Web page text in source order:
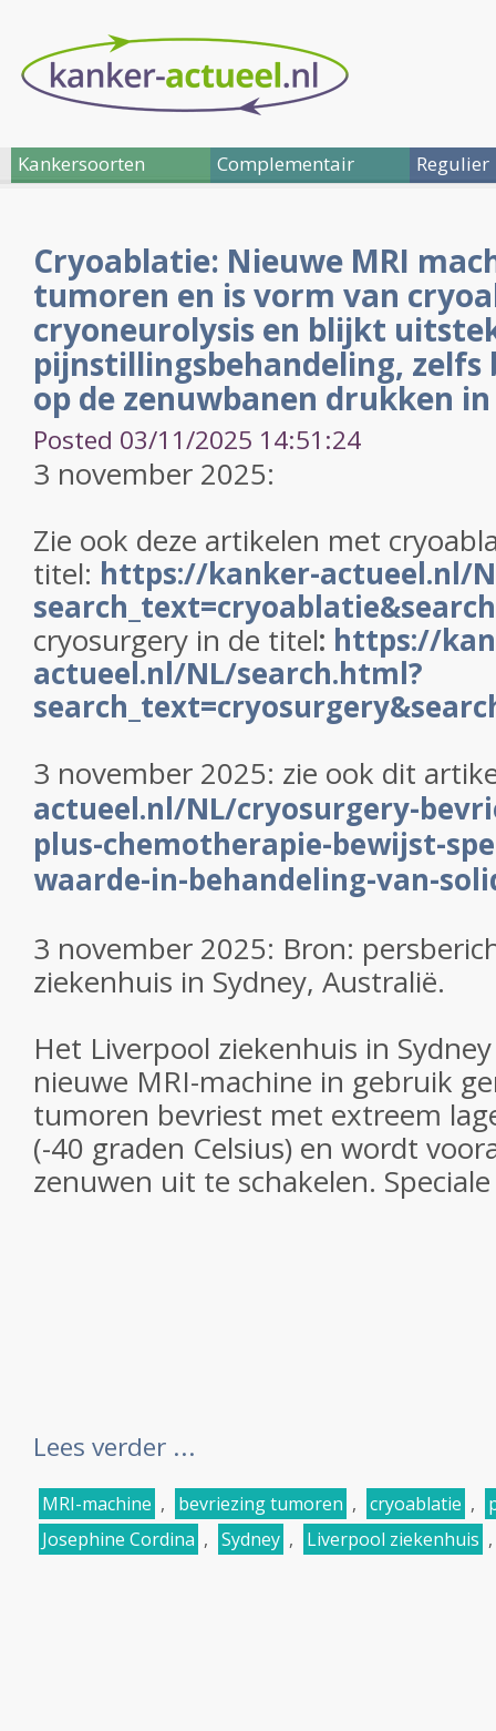
Kankersoorten Complementair Regulier
Cryoablatie: Nieuwe MRI
tumoren en is vorm van
cryoneurolysis en blijkt
pijnstillingsbehandeling,
op de zenuwbanen drukken
Posted 03/11/2025 14:51:24
3 november 2025:
Zie ook deze artikelen met
titel: https://kanker-actueel.nl/
cryosurgery in de titel: https://
actueel.nl/NL/search.html?
3 november 2025: zie ook dit
actueel.nl/NL/cryosurgery-
plus-chemotherapie-bewijst-
waarde-in-behandeling-van-
3 november 2025: Bron:
ziekenhuis in Sydney, Australië.
Het Liverpool ziekenhuis in
nieuwe MRI-machine in gebruik
tumoren bevriest met extreem
(-40 graden Celsius) en wordt
zenuwen uit te schakelen.
Lees verder ...
MRI-machine , bevriezing tumoren , cryoablatie ,
Josephine Cordina , Sydney , Liverpool ziekenhuis ,